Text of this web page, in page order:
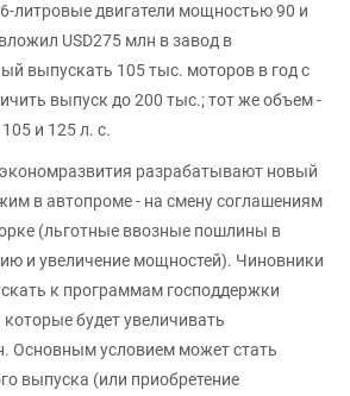
литровые двигатели мощностью 90 и
USD275 млн в завод в
выпускать 105 тыс. моторов в год с
выпуск до 200 тыс.; тот же объем -
и 125 л. с.
разрабатывают новый
в автопроме - на смену соглашениям
(льготные ввозные пошлины в
и увеличение мощностей). Чиновники
к программам господдержки
будет увеличивать
Основным условием может стать
выпуска (или приобретение